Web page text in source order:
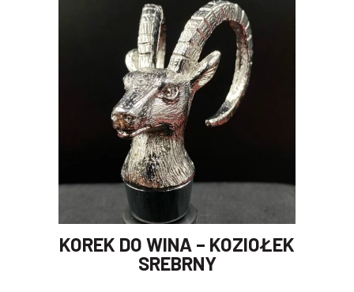
KOREK DO WINA – KOZIOŁEK
SREBRNY